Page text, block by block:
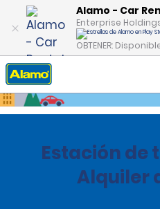
Alamo - Car
Enterprise
OBTENER:
Inicio Oficinas
Estación de
Alquiler